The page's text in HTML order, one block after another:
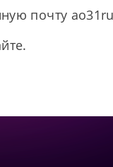
почту